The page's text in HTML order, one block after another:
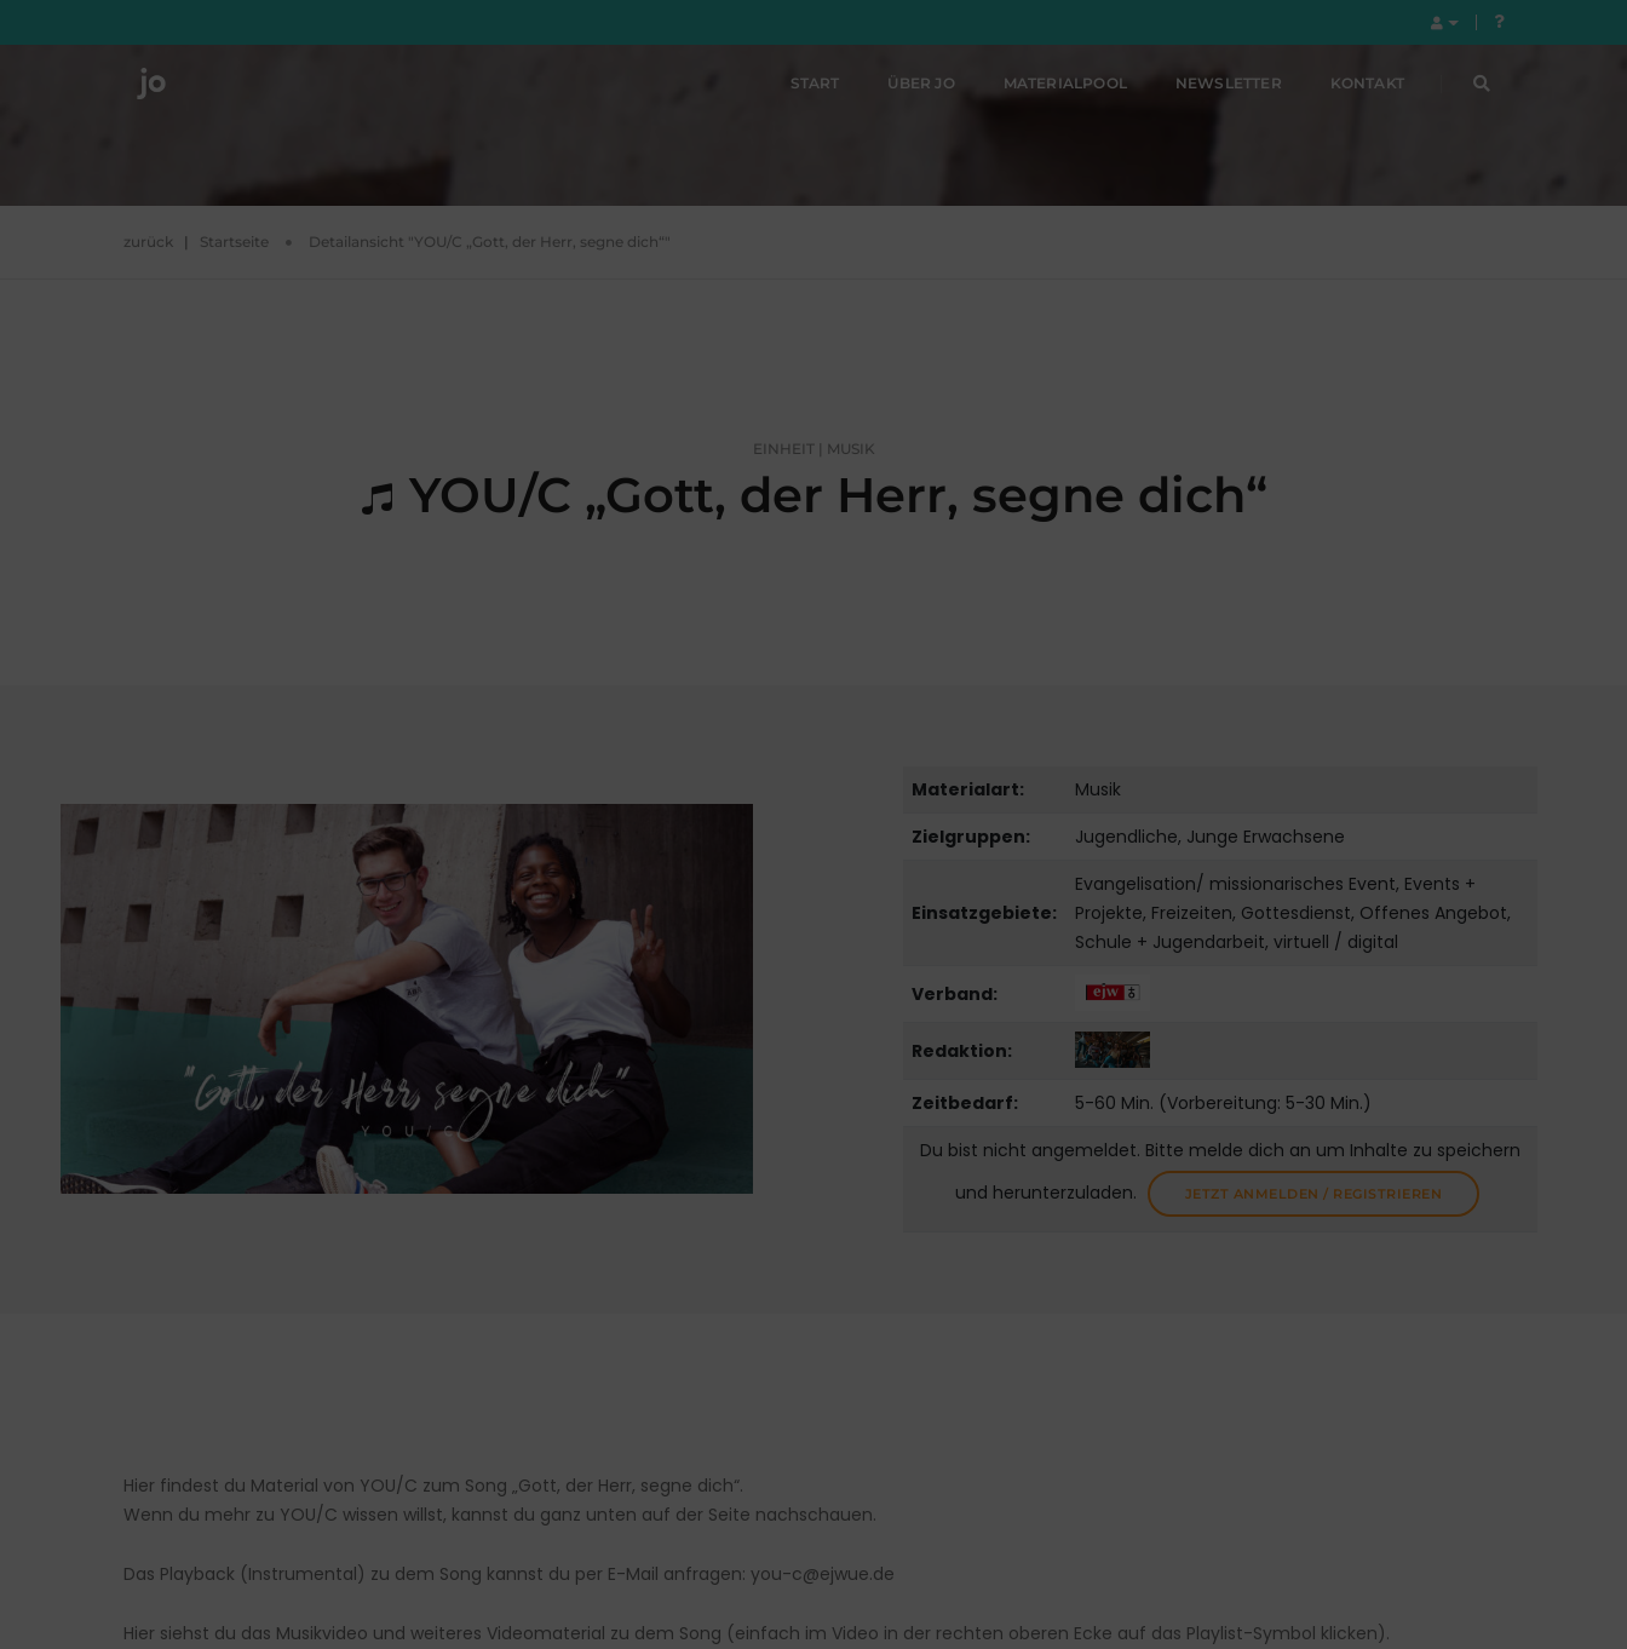
START ÜBER JO MATERIALPOOL NEWSLETTER KONTAKT
zurück | Startseite Detailansicht "YOU/C „Gott, der Herr, segne dich“"
EINHEIT | MUSIK
YOU/C „Gott, der Herr, segne dich“
Materialart:
Musik
Zielgruppen:
Jugendliche, Junge Erwachsene
Einsatzgebiete:
Evangelisation/ missionarisches Event, Events +
Projekte, Freizeiten, Gottesdienst, Offenes Angebot,
Schule + Jugendarbeit, virtuell / digital
Verband:
Redaktion:
Zeitbedarf:
5-60 Min. (Vorbereitung: 5-30 Min.)
Du bist nicht angemeldet. Bitte melde dich an um Inhalte zu speichern
und herunterzuladen.
JETZT ANMELDEN / REGISTRIEREN
Hier findest du Material von YOU/C zum Song „Gott, der Herr, segne dich“.
Wenn du mehr zu YOU/C wissen willst, kannst du ganz unten auf der Seite nachschauen.
Das Playback (Instrumental) zu dem Song kannst du per E-Mail anfragen: you-c@ejwue.de
Hier siehst du das Musikvideo und weiteres Videomaterial zu dem Song (einfach im Video in der rechten oberen Ecke auf das Playlist-Symbol klicken).